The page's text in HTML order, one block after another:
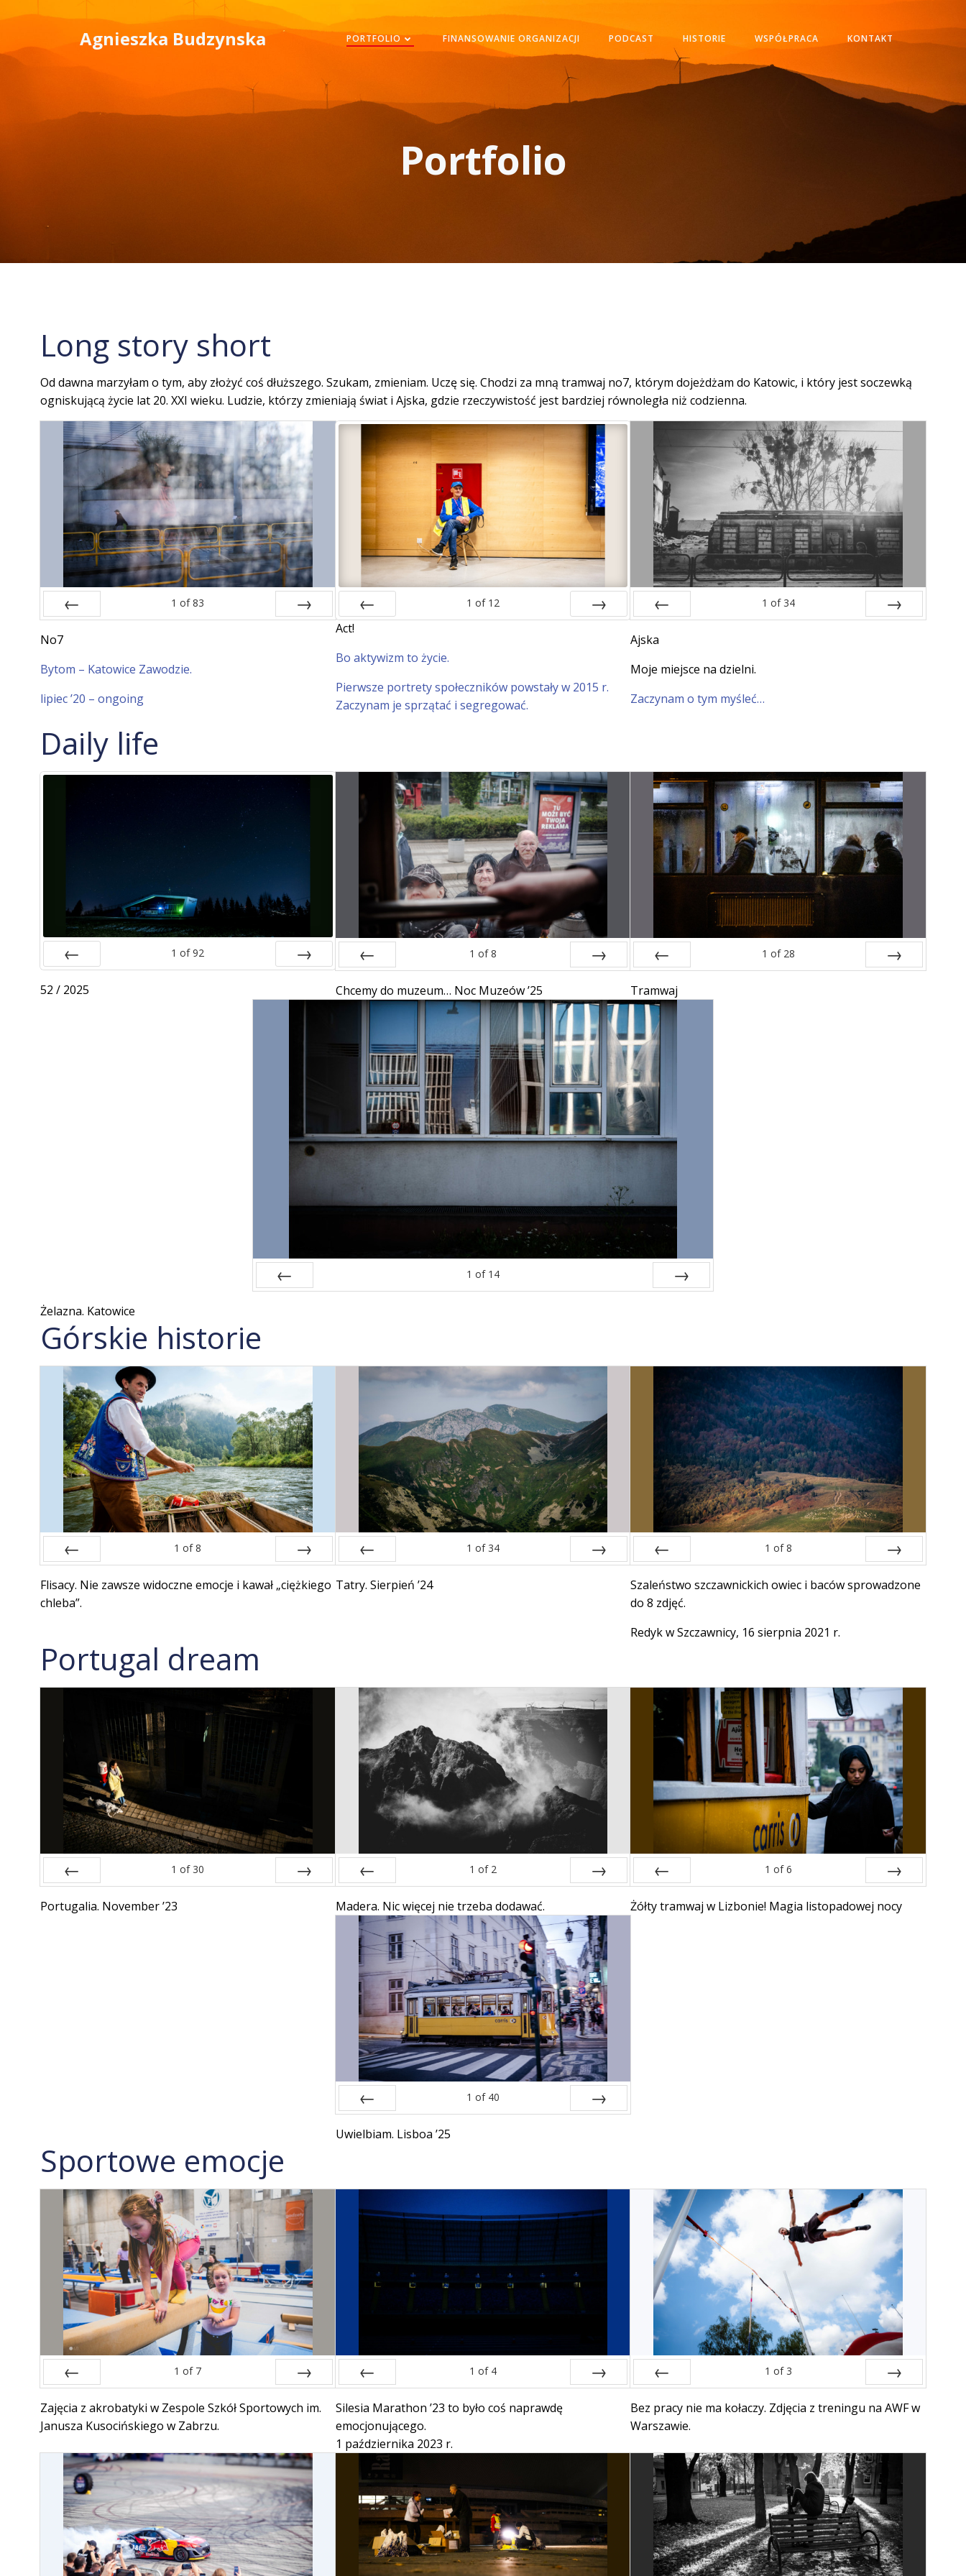
Agnieszka Budzynska PORTFOLIO FINANSOWANIE ORGANIZACJI PODCAST HISTORIE WSPÓŁPRACA KONTAKT
Portfolio
Long story short
Od dawna marzyłam o tym, aby złożyć coś dłuższego. Szukam, zmieniam. Uczę się. Chodzi za mną tramwaj no7, którym dojeżdżam do Katowic, i który jest soczewką
ogniskującą życie lat 20. XXI wieku. Ludzie, którzy zmieniają świat i Ajska, gdzie rzeczywistość jest bardziej równoległa niż codzienna.
1 of 83
No7
Bytom – Katowice Zawodzie.
lipiec ’20 – ongoing
1 of 12
Act!
Bo aktywizm to życie.
Pierwsze portrety społeczników powstały w 2015 r.
Zaczynam je sprzątać i segregować.
1 of 34
Ajska
Moje miejsce na dzielni.
Zaczynam o tym myśleć…
Daily life
1 of 92
52 / 2025
1 of 8
Chcemy do muzeum… Noc Muzeów ’25
1 of 28
Tramwaj
1 of 14
Żelazna. Katowice
Górskie historie
1 of 8
Flisacy. Nie zawsze widoczne emocje i kawał „ciężkiego
chleba”.
1 of 34
Tatry. Sierpień ’24
1 of 8
Szaleństwo szczawnickich owiec i baców sprowadzone
do 8 zdjęć.
Redyk w Szczawnicy, 16 sierpnia 2021 r.
Portugal dream
1 of 30
Portugalia. November ’23
1 of 2
Madera. Nic więcej nie trzeba dodawać.
1 of 6
Żółty tramwaj w Lizbonie! Magia listopadowej nocy
1 of 40
Uwielbiam. Lisboa ’25
Sportowe emocje
1 of 7
Zajęcia z akrobatyki w Zespole Szkół Sportowych im.
Janusza Kusocińskiego w Zabrzu.
1 of 4
Silesia Marathon ’23 to było coś naprawdę
emocjonującego.
1 października 2023 r.
1 of 3
Bez pracy nie ma kołaczy. Zdjęcia z treningu na AWF w
Warszawie.